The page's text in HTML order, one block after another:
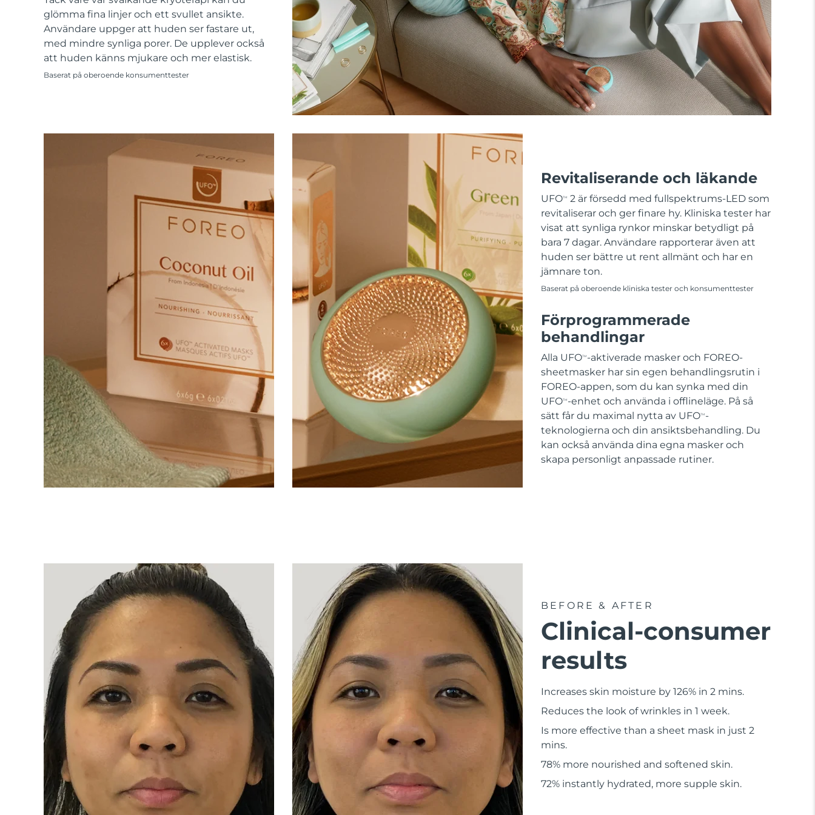
glömma fina linjer och ett svullet ansikte.
Användare uppger att huden ser fastare ut,
med mindre synliga porer. De upplever också
att huden känns mjukare och mer elastisk.
Baserat på oberoende konsumenttester
Revitaliserande och läkande
UFOTM
2 är försedd med fullspektrums-LED som
revitaliserar och ger finare hy. Kliniska tester har
visat att synliga rynkor minskar betydligt på
bara 7 dagar. Användare rapporterar även att
huden ser bättre ut rent allmänt och har en
jämnare ton.
Baserat på oberoende kliniska tester och konsumenttester
Förprogrammerade
behandlingar
Alla UFOTM -aktiverade masker och FOREO-
sheetmasker har sin egen behandlingsrutin i
FOREO-appen, som du kan synka med din
UFOTM -enhet och använda i offlineläge. På så
sätt får du maximal nytta av UFOTM -
teknologierna och din ansiktsbehandling. Du
kan också använda dina egna masker och
skapa personligt anpassade rutiner.
BEFORE & AFTER
Clinical-consumer
results
Increases skin moisture by 126% in 2 mins.
Reduces the look of wrinkles in 1 week.
Is more effective than a sheet mask in just 2
mins.
78% more nourished and softened skin.
72% instantly hydrated, more supple skin.
All acne treatment devices
All revitalizing eye massagers
KIWI™-hudvård
Advanced pore care essentials
Serum
For healthy hair
issa™ Teeth Whitening Gel
18% PAP
Kosmetika Man